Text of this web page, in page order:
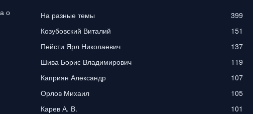
о
На разные темы
399
Козубовский Виталий
151
Пейсти Ярл Николаевич
137
Шива Борис Владимирович
119
Каприян Александр
107
Орлов Михаил
105
Карев А. В.
101